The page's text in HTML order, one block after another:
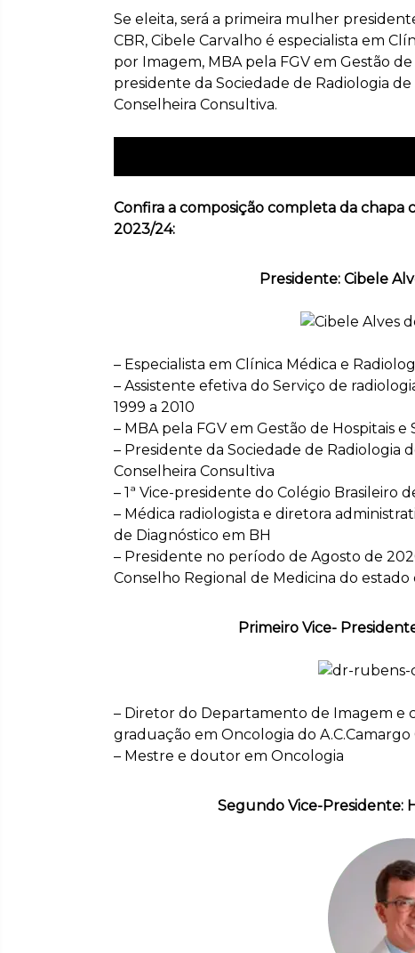
Se eleita, será a primeira mulher
CBR, Cibele Carvalho é especialista em
por Imagem, MBA pela FGV em Gestão
presidente da Sociedade de Radiologia
Conselheira Consultiva.
Confira a composição completa da chapa
2023/24:
Presidente: Cibele
– Especialista em Clínica Médica e
– Assistente efetiva do Serviço de
1999 a 2010
– MBA pela FGV em Gestão de Hospitais e
– Presidente da Sociedade de Radiologia
Conselheira Consultiva
– 1ª Vice-presidente do Colégio Brasileiro
– Médica radiologista e diretora
de Diagnóstico em BH
– Presidente no período de Agosto de
Conselho Regional de Medicina do estado
Primeiro Vice-
– Diretor do Departamento de Imagem e
graduação em Oncologia do
– Mestre e doutor em Oncologia
Segundo Vice-Presidente: